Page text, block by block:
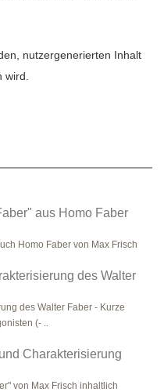
nutzergenerierten Inhalt
wird.
aus Homo Faber
Homo Faber von Max Frisch
des Walter
des Walter Faber - Kurze
(- ..
Charakterisierung
von Max Frisch inhaltlich